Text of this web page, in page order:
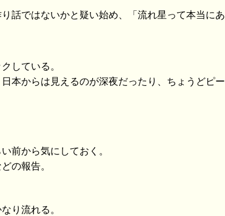
話ではないかと疑い始め、「流れ星って本当にあ
している。
本からは見えるのが深夜だったり、ちょうどピー
前から気にしておく。
の報告。
り流れる。